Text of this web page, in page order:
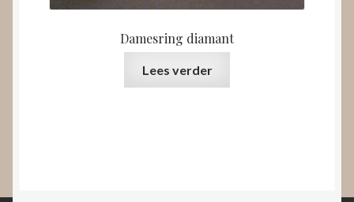
Damesring diamant
Lees verder